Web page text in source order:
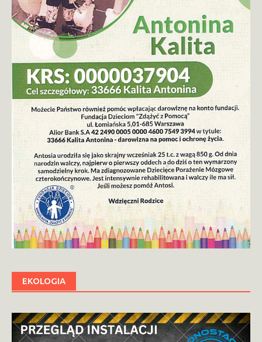
EKOLOGIA